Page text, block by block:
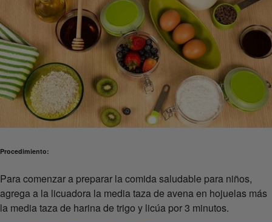
Procedimiento:
Para comenzar a preparar la comida saludable para niños,
agrega a la licuadora la media taza de avena en hojuelas más
la media taza de harina de trigo y licúa por 3 minutos.